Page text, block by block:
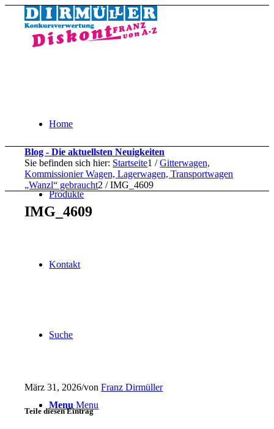
Home
Produkte
Kontakt
Suche
Menu Menu
Blog - Die aktuellsten Neuigkeiten
Sie befinden sich hier: Startseite1 / Gitterwagen,
Kommissionier Wagen, Lagerwagen, Transportwagen
„Wanzl“ gebraucht2 / IMG_4609
IMG_4609
März 31, 2026/vonFranz Dirmüller
Teile diesen Eintrag